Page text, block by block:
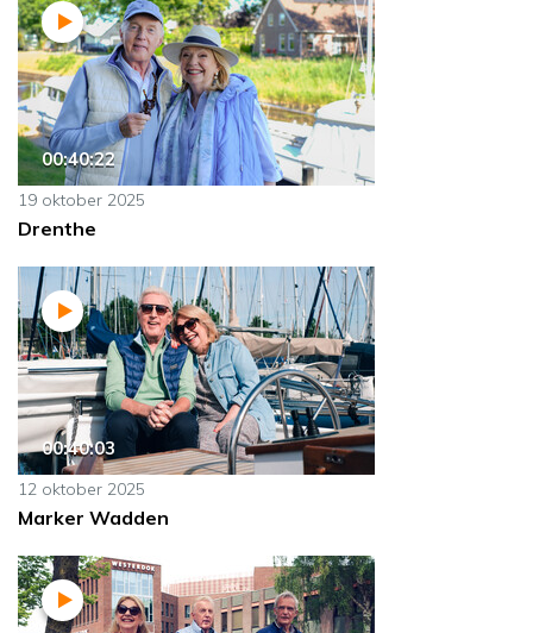
00:40:22
19 oktober 2025
Drenthe
00:40:03
12 oktober 2025
Marker Wadden